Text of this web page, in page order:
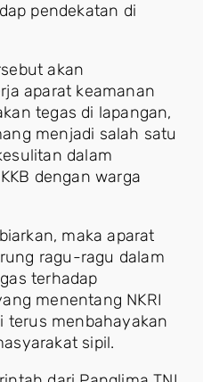
pendekatan di
akan
aparat keamanan
tegas di lapangan,
menjadi salah satu
dalam
dengan warga
maka aparat
ragu-ragu dalam
terhadap
menentang NKRI
terus menbahayakan
sipil.